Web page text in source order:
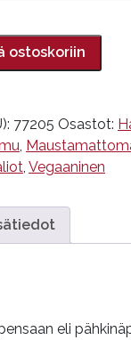
ostoskoriin
77205 Osastot:
Vegaaninen
eli